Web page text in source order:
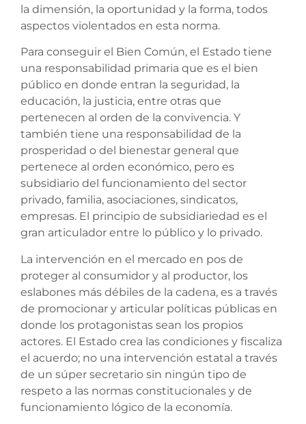
la dimensión, la oportunidad y la forma, todos
aspectos violentados en esta norma.
Para conseguir el Bien Común, el Estado tiene
una responsabilidad primaria que es el bien
público en donde entran la seguridad, la
educación, la justicia, entre otras que
pertenecen al orden de la convivencia. Y
también tiene una responsabilidad de la
prosperidad o del bienestar general que
pertenece al orden económico, pero es
subsidiario del funcionamiento del sector
privado, familia, asociaciones, sindicatos,
empresas. El principio de subsidiariedad es el
gran articulador entre lo público y lo privado.
La intervención en el mercado en pos de
proteger al consumidor y al productor, los
eslabones más débiles de la cadena, es a través
de promocionar y articular políticas públicas en
donde los protagonistas sean los propios
actores. El Estado crea las condiciones y fiscaliza
el acuerdo; no una intervención estatal a través
de un súper secretario sin ningún tipo de
respeto a las normas constitucionales y de
funcionamiento lógico de la economía.